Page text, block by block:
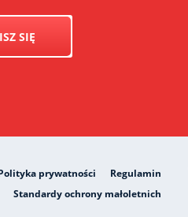
SIĘ
prywatności
Regulamin
Standardy ochrony małoletnich